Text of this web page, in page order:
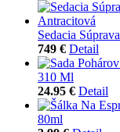
Sedacia
749 € Detail
310 Ml
24.95 € Detail
80ml